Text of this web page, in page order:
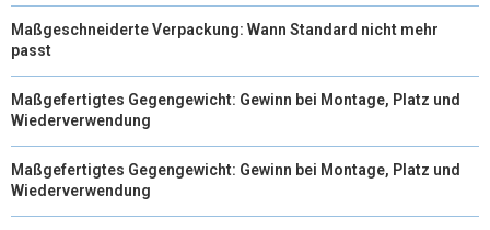
Maßgeschneiderte Verpackung: Wann Standard nicht mehr
passt
Maßgefertigtes Gegengewicht: Gewinn bei Montage, Platz und
Wiederverwendung
Maßgefertigtes Gegengewicht: Gewinn bei Montage, Platz und
Wiederverwendung